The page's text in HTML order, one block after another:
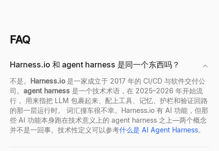
FAQ
Harness.io 和 agent harness 是同一个东西吗？
不是。 Harness.io是一家成立于 2017 年的 CI/CD 与软件交付公
司。 agent harness 是一个技术术语，在 2025–2026 年开始流
行， 用来指把 LLM 包裹起来、配上工具、记忆、护栏和验证回路
的那一层运行时。 词汇撞车很不幸。Harness.io 有 AI 功能，但那
些 AI 功能本身跑在技术意义上的 agent harness 之上—两个概念
并不是一回事。技术性定义可以参考什么是 AI Agent Harness。